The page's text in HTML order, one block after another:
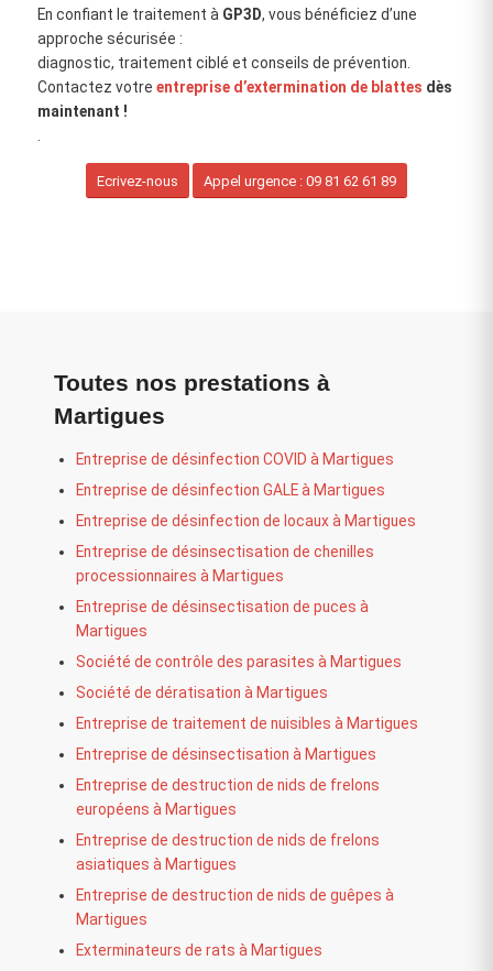
En confiant le traitement à GP3D, vous bénéficiez d’une
approche sécurisée :
diagnostic, traitement ciblé et conseils de prévention.
Contactez votre entreprise d’extermination de blattes dès
maintenant !
Ecrivez-nous Appel urgence : 09 81 62 61 89
Toutes nos prestations à
Martigues
Entreprise de désinfection COVID à Martigues
Entreprise de désinfection GALE à Martigues
Entreprise de désinfection de locaux à Martigues
Entreprise de désinsectisation de chenilles
processionnaires à Martigues
Entreprise de désinsectisation de puces à
Martigues
Société de contrôle des parasites à Martigues
Société de dératisation à Martigues
Entreprise de traitement de nuisibles à Martigues
Entreprise de désinsectisation à Martigues
Entreprise de destruction de nids de frelons
européens à Martigues
Entreprise de destruction de nids de frelons
asiatiques à Martigues
Entreprise de destruction de nids de guêpes à
Martigues
Exterminateurs de rats à Martigues